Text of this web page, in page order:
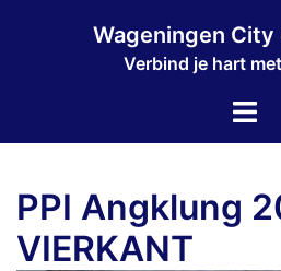
Wageningen
Verbind je hart
Toggle
PPI Angklung
VIERKANT